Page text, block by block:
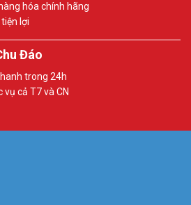
hóa chính hãng
lợi
Đáo
trong 24h
vụ cả T7 và CN